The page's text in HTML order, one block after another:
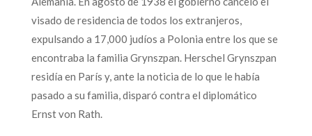
visado de residencia de todos los extranjeros,
expulsando a 17,000 judíos a Polonia entre los que se
encontraba la familia Grynszpan. Herschel Grynszpan
residía en París y, ante la noticia de lo que le había
pasado a su familia, disparó contra el diplomático
Ernst von Rath.